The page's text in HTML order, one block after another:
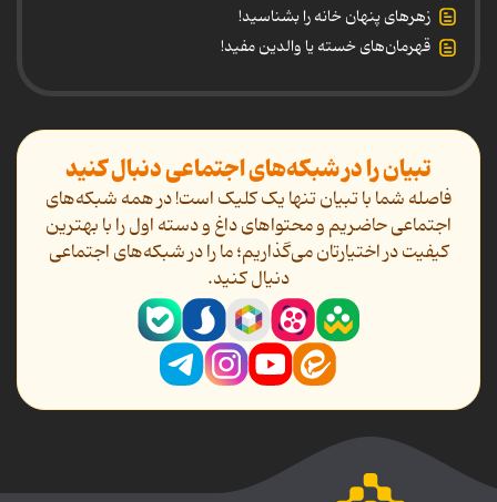
زهرهای پنهان خانه را بشناسید!
قهرمان‌های خسته یا والدین مفید!
تبیان را در شبکه‌های اجتماعی دنبال کنید
فاصله شما با تبیان تنها یک کلیک است! در همه شبکه‌های
اجتماعی حاضریم و محتواهای داغ و دسته اول را با بهترین
کیفیت در اختیارتان می‌گذاریم؛ ما را در شبکه‌های اجتماعی
دنیال کنید.